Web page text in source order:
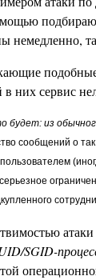
немедленно,
в них сервис
будет: из
сообщений о
SGID-